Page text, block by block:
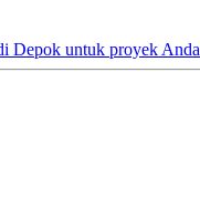
Depok untuk proyek Anda